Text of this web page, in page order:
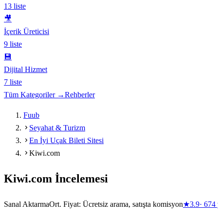
13 liste
🎥
İçerik Üreticisi
9 liste
💾
Dijital Hizmet
7 liste
Tüm Kategoriler →Rehberler
Fuub
Seyahat & Turizm
En İyi Uçak Bileti Sitesi
Kiwi.com
Kiwi.com İncelemesi
Sanal AktarmaOrt. Fiyat: Ücretsiz arama, satışta komisyon★3.9· 674